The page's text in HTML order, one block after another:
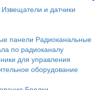
Извещатели и датчики
панели Радиоканальные
по радиоканалу
для управления
оборудование